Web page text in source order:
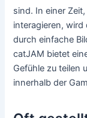
sind. In einer
interagieren, wird
durch einfache
catJAM bietet
Gefühle zu teilen
innerhalb der